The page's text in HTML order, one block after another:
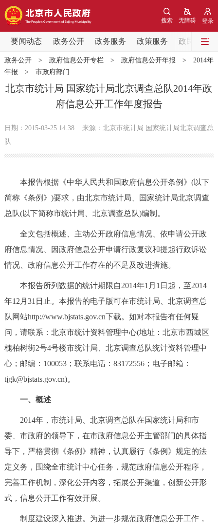
登录
无障碍
搜索
要闻动态 政务公开 政务服务 政策服务 政民互动
要闻动态
党中央精神 国务院信息 中央部委动态
北京要闻 会议信息 部门动态
政策兑现 政策解读 回应关切
决策公开 专题公开
政务服务
个人服务 法人服务
中介服务 阳光政务
政民互动
参与调查 在线访谈 图说互动
走进北京
北京概况 十六区概览 人文北京
绿色北京 图说北京
多语种
政务公开> 政府信息公开专栏> 政府信息公开年报 > 2014年
年报 > 市政府部门
北京市统计局 国家统计局北京调查总队2014年政
府信息公开工作年度报告
日期：2015-03-25 14:38
来源：北京市统计局 国家统计局北京调查总
队
本报告根据《中华人民共和国政府信息公开条例》(以下
简称《条例》)要求，由北京市统计局、国家统计局北京调查
总队(以下简称市统计局、北京调查总队)编制。
全文包括概述、主动公开政府信息情况、依申请公开政
府信息情况、因政府信息公开申请行政复议和提起行政诉讼
情况、政府信息公开工作存在的不足及改进措施。
本报告所列数据的统计期限自2014年1月1日起，至2014
年12月31日止。本报告的电子版可在市统计局、北京调查总
队网站http://www.bjstats.gov.cn下载。如对本报告有任何疑
问，请联系：北京市统计资料管理中心(地址：北京市西城区
槐柏树街2号4号楼市统计局、北京调查总队统计资料管理中
心；邮编：100053；联系电话：83172556；电子邮箱：
tjgk@bjstats.gov.cn)。
一、概述
2014年，市统计局、北京调查总队在国家统计局和市
委、市政府的领导下，在市政府信息公开主管部门的具体指
导下，严格贯彻《条例》精神，认真履行《条例》规定的法
定义务，围绕全市统计中心任务，规范政府信息公开程序，
完善工作机制，深化公开内容，拓展公开渠道，创新公开形
式，信息公开工作有效开展。
制度建设深入推进。为进一步规范政府信息公开工作，